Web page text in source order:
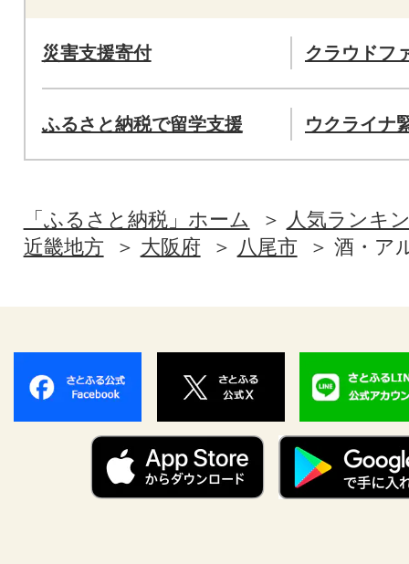
災害支援寄付 クラウドフ
ふるさと納税で留学支援 ウクライナ
「ふるさと納税」ホーム
人気ランキ
近畿地方
大阪府 八尾市 酒・ア